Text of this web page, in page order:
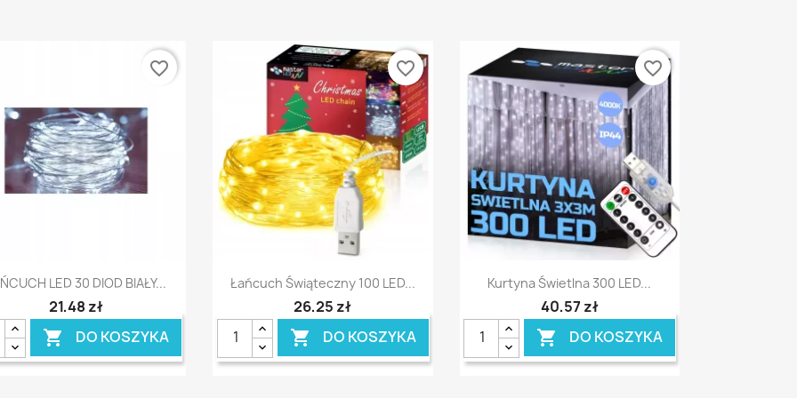
Szybki podgląd
LED 30 DIOD BIAŁY...
21,48 zł
 DO KOSZYKA
favorite_border
Szybki podgląd
Łańcuch Świąteczny 100 LED...
26,25 zł
 DO KOSZYKA
favorite_border
Szybki podgląd
Kurtyna Świetlna 300 LED...
40,57 zł
 DO KOSZYKA
favorite_border